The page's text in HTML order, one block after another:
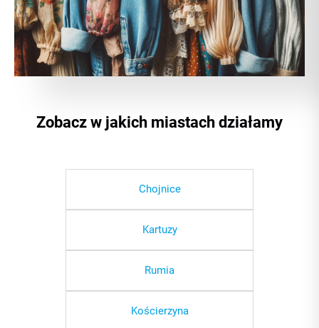
Zobacz w jakich miastach działamy
Chojnice
Kartuzy
Rumia
Kościerzyna